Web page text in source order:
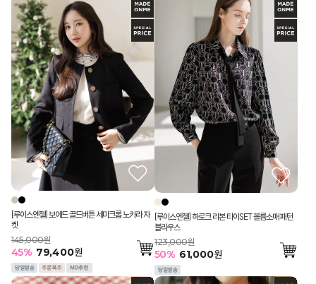
[루이스엔젤] 보에드 골드버튼 세미크롭 노카라 자
켓
145,000원
45% 79,400원
[루이스엔젤] 하로크 리본 타이SET 볼륨소매 패턴
블라우스
123,000원
50% 61,000원